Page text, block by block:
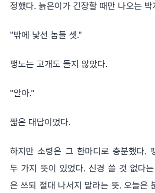
정했다. 늙은이가 긴장할 때만 나오는 박
"밖에 낯선 놈들 셋."
팽노는 고개도 들지 않았다.
"알아."
짧은 대답이었다.
하지만 소령은 그 한마디로 충분했다.
두 가지 뜻이 있었다. 신경 쓸 것 없다
은 쓰되 절대 나서지 말라는 뜻. 오늘은